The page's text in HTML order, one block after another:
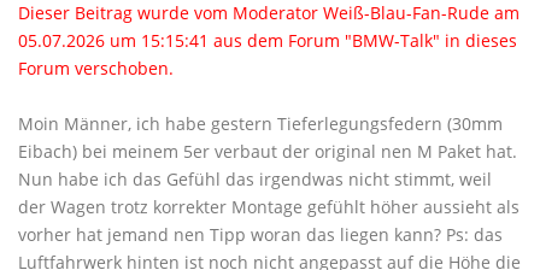
Dieser Beitrag wurde vom Moderator Weiß-Blau-Fan-Rude am
05.07.2026 um 15:15:41 aus dem Forum "BMW-Talk" in dieses
Forum verschoben.
Moin Männer, ich habe gestern Tieferlegungsfedern (30mm
Eibach) bei meinem 5er verbaut der original nen M Paket hat.
Nun habe ich das Gefühl das irgendwas nicht stimmt, weil
der Wagen trotz korrekter Montage gefühlt höher aussieht als
vorher hat jemand nen Tipp woran das liegen kann? Ps: das
Luftfahrwerk hinten ist noch nicht angepasst auf die Höhe die